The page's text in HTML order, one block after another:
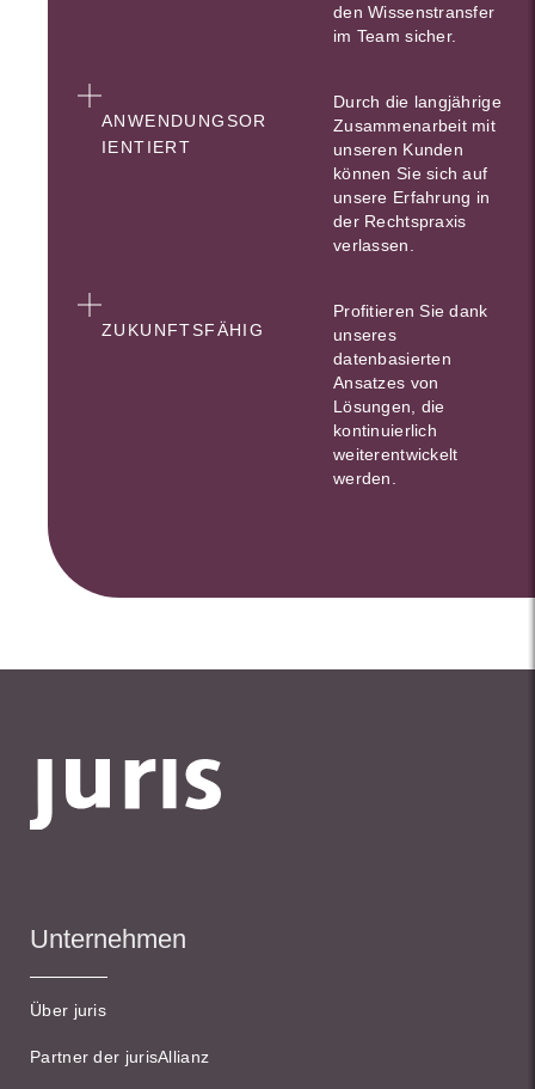
den Wissenstransfer
im Team sicher.
ANWENDUNGSOR
IENTIERT
Durch die langjährige
Zusammenarbeit mit
unseren Kunden
können Sie sich auf
unsere Erfahrung in
der Rechtspraxis
verlassen.
ZUKUNFTSFÄHIG
Profitieren Sie dank
unseres
datenbasierten
Ansatzes von
Lösungen, die
kontinuierlich
weiterentwickelt
werden.
Unternehmen
Über juris
Partner der jurisAllianz